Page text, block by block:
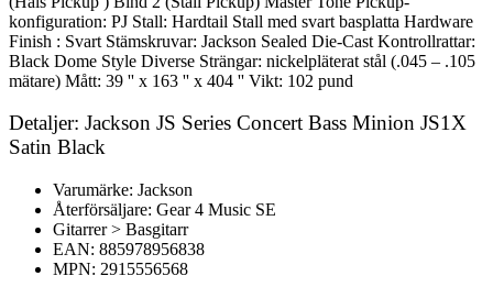
konfiguration: PJ Stall: Hardtail Stall med svart basplatta Hardware
Finish : Svart Stämskruvar: Jackson Sealed Die-Cast Kontrollrattar:
Black Dome Style Diverse Strängar: nickelpläterat stål (.045 – .105
mätare) Mått: 39 '' x 163 '' x 404 '' Vikt: 102 pund
Detaljer: Jackson JS Series Concert Bass Minion JS1X
Satin Black
Varumärke: Jackson
Återförsäljare: Gear 4 Music SE
Gitarrer > Basgitarr
EAN: 885978956838
MPN: 2915556568